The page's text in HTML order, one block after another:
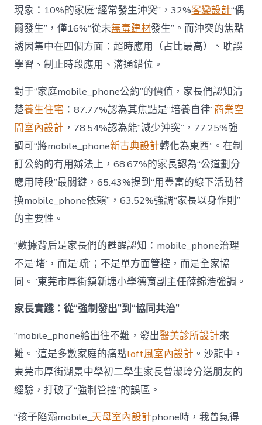
現象：10%的家庭“經常發生沖突”，32%客變設計“偶
爾發生”，僅16%“從未無毒建材發生”。而沖突的焦點
誘因集中在四個方面：超時應用（占比最高）、耽誤
學習、制止時段應用、溝通錯位。
對于“家庭mobile_phone公約”的價值，家長們認知清
楚養生住宅 ：87.77%認為其焦點是“培養自律”商業空
間室內設計 ，78.54%認為能“減少沖突”，77.25%強
調可“將mobile_phone新古典設計轉化為東西”。在制
訂公約的有用辦法上，68.67%的家長認為“公道劃分
應用時段”最關鍵，65.43%提到“用豐富的線下活動替
換mobile_phone依賴”，63.52%強調“家長以身作則”
的主要性。
“數據背后是家長們的甦醒認知：mobile_phone治理
不是‘堵’，而是‘疏’；不是單方面管控，而是全家協
同。”東莞市厚街鎮新塘小學德育副主任薛錦浩強調。
家長實踐：從“強制發出”到“協同共治”
“mobile_phone給出往不難，發出醫美診所設計來
難。”這是多數家庭的痛點loft風室內設計 。沙龍中，
東莞市厚街湖景中學初二學生家長曾潔玲分送朋友的
經驗，打破了“強制管控”的誤區。
“孩子陷溺mobile_天母室內設計phone時，我曾氣得